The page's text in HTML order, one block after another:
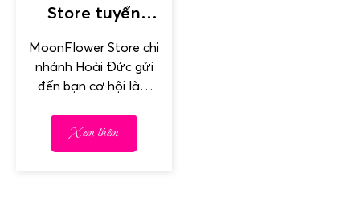
Store tuyển
làm việc tại Hoài
Đức
MoonFlower Store chi
nhánh Hoài Đức gửi
đến bạn cơ hội làm
vui vẻ, hòa đồng &
Xem thêm